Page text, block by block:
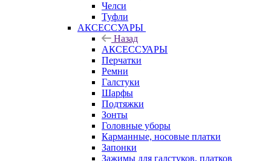
Челси
Туфли
АКСЕССУАРЫ
Назад
АКСЕССУАРЫ
Перчатки
Ремни
Галстуки
Шарфы
Подтяжки
Зонты
Головные уборы
Карманные, носовые платки
Запонки
Зажимы для галстуков, платков